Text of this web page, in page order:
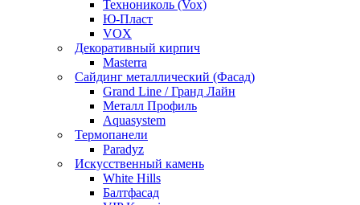
Технониколь (Vox)
Ю-Пласт
VOX
Декоративный кирпич
Masterra
Сайдинг металлический (Фасад)
Grand Line / Гранд Лайн
Металл Профиль
Aquasystem
Термопанели
Paradyz
Искусственный камень
White Hills
Балтфасад